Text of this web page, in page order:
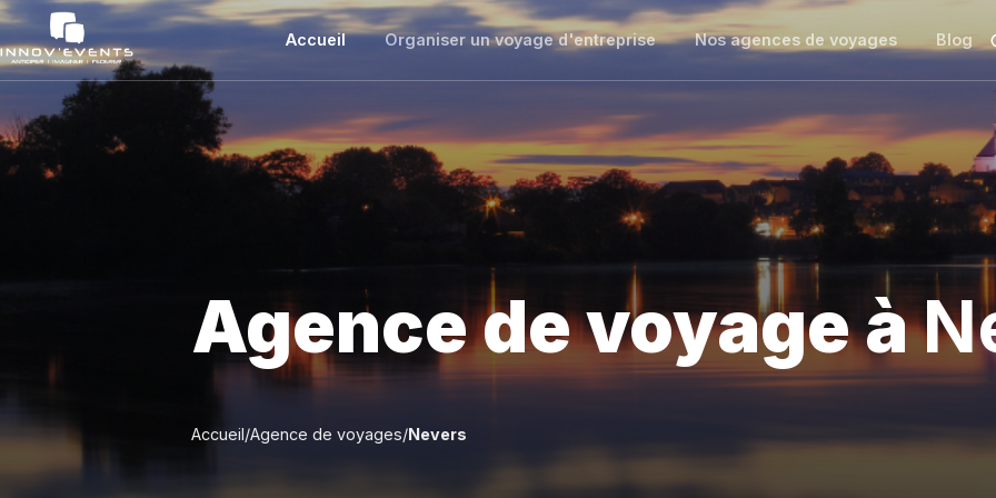
Accueil Organiser un voyage d'entreprise Nos agences de voyages Blog
Agence de voyage à
Organiser votre séminaire avec INNOV'events à Nevers
Accueil/Agence de voyages/Nevers